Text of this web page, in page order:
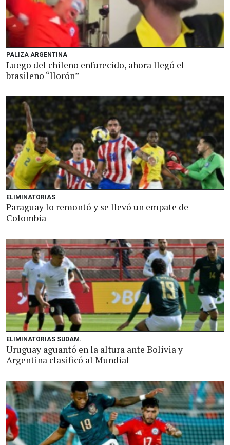
PALIZA ARGENTINA
Luego del chileno enfurecido, ahora llegó el
brasileño “llorón”
ELIMINATORIAS
Paraguay lo remontó y se llevó un empate de
Colombia
ELIMINATORIAS SUDAM.
Uruguay aguantó en la altura ante Bolivia y
Argentina clasificó al Mundial